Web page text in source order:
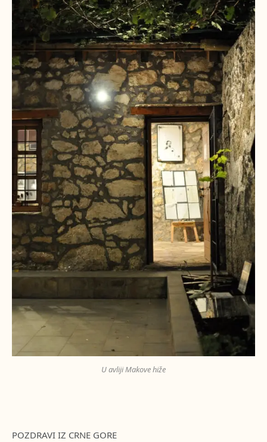
U avliji Makove hiže
POZDRAVI IZ CRNE GORE